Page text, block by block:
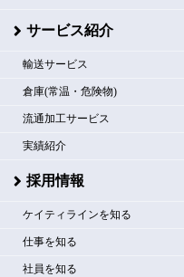
サービス紹介
輸送サービス
倉庫(常温・危険物)
流通加工サービス
実績紹介
採用情報
ケイティラインを知る
仕事を知る
社員を知る